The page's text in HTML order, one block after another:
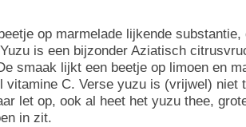
op marmelade lijkende
is een bijzonder Aziatisch
smaak lijkt een beetje op limoen en
vitamine C. Verse yuzu is (vrijwel) niet
let op, ook al heet het yuzu thee,
in zit.